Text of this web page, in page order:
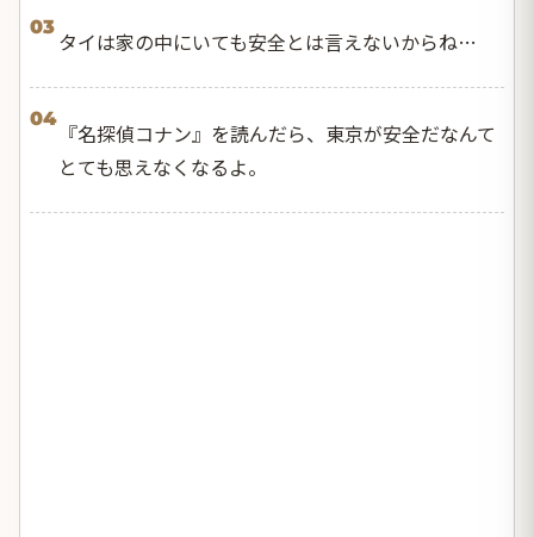
03
タイは家の中にいても安全とは言えないからね…
04
『名探偵コナン』を読んだら、東京が安全だなんて
とても思えなくなるよ。